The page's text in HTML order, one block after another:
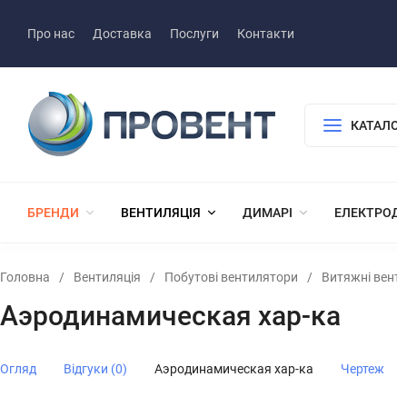
Про нас Доставка Послуги Контакти
БРЕНДИ ВЕНТИЛЯЦІЯ ДИМАРІ
Головна / Вентиляція / Побутові вентилятори / Витяжні
Аэродинамическая хар-ка
Огляд Відгуки (0) Аэродинамическая хар-ка Чертеж